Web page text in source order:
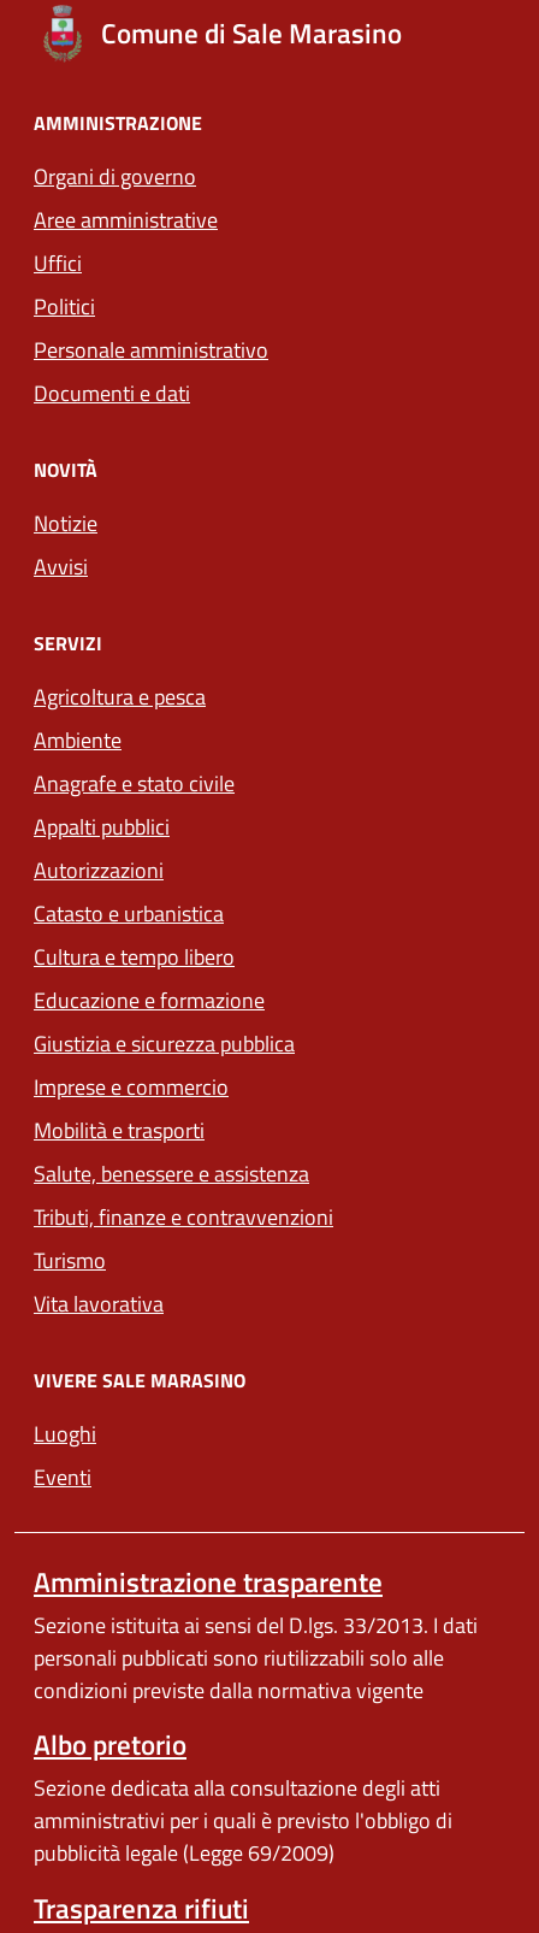
Comune di Sale Marasino
AMMINISTRAZIONE
Organi di governo
Aree amministrative
Uffici
Politici
Personale amministrativo
Documenti e dati
NOVITÀ
Notizie
Avvisi
SERVIZI
Agricoltura e pesca
Ambiente
Anagrafe e stato civile
Appalti pubblici
Autorizzazioni
Catasto e urbanistica
Cultura e tempo libero
Educazione e formazione
Giustizia e sicurezza pubblica
Imprese e commercio
Mobilità e trasporti
Salute, benessere e assistenza
Tributi, finanze e contravvenzioni
Turismo
Vita lavorativa
VIVERE SALE MARASINO
Luoghi
Eventi
Amministrazione trasparente
Sezione istituita ai sensi del D.lgs. 33/2013. I dati
personali pubblicati sono riutilizzabili solo alle
condizioni previste dalla normativa vigente
Albo pretorio
Sezione dedicata alla consultazione degli atti
amministrativi per i quali è previsto l'obbligo di
pubblicità legale (Legge 69/2009)
Trasparenza rifiuti